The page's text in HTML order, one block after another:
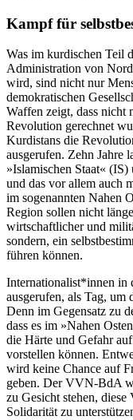
Kampf für
Was im kurdischen Teil
Administration von
wird, sind nicht nur
demokratischen
Waffen zeigt, dass nicht
Revolution gerechnet
Kurdistans die
ausgerufen. Zehn Jahre
»Islamischen Staat«
und das vor allem auch
im sogenannten Nahen
Region sollen nicht
wirtschaftlicher und
sondern, ein
führen können.
Internationalist*innen in
ausgerufen, als Tag,
Denn im Gegensatz zu
dass es im »Nahen
die Härte und Gefahr
vorstellen können.
wird keine Chance auf
geben. Der VVN-BdA
zu Gesicht stehen,
Solidarität zu